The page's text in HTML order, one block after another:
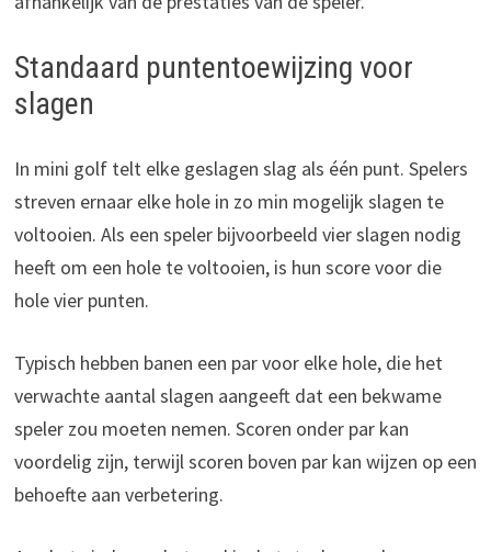
Standaard puntentoewijzing voor
slagen
In mini golf telt elke geslagen slag als één punt. Spelers
streven ernaar elke hole in zo min mogelijk slagen te
voltooien. Als een speler bijvoorbeeld vier slagen nodig
heeft om een hole te voltooien, is hun score voor die
hole vier punten.
Typisch hebben banen een par voor elke hole, die het
verwachte aantal slagen aangeeft dat een bekwame
speler zou moeten nemen. Scoren onder par kan
voordelig zijn, terwijl scoren boven par kan wijzen op een
behoefte aan verbetering.